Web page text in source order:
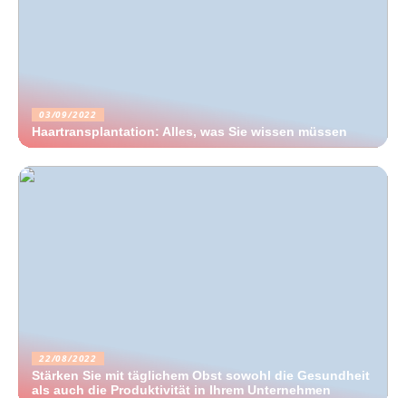
03/09/2022
Haartransplantation: Alles, was Sie wissen müssen
22/08/2022
Stärken Sie mit täglichem Obst sowohl die Gesundheit
als auch die Produktivität in Ihrem Unternehmen